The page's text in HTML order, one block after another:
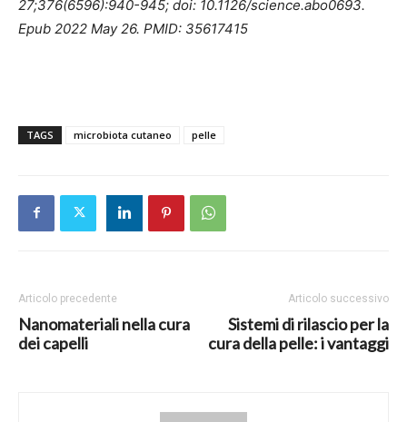
27;376(6596):940-945; doi: 10.1126/science.abo0693.
Epub 2022 May 26. PMID: 35617415
TAGS microbiota cutaneo pelle
Articolo precedente
Nanomateriali nella cura
dei capelli
Articolo successivo
Sistemi di rilascio per la
cura della pelle: i vantaggi